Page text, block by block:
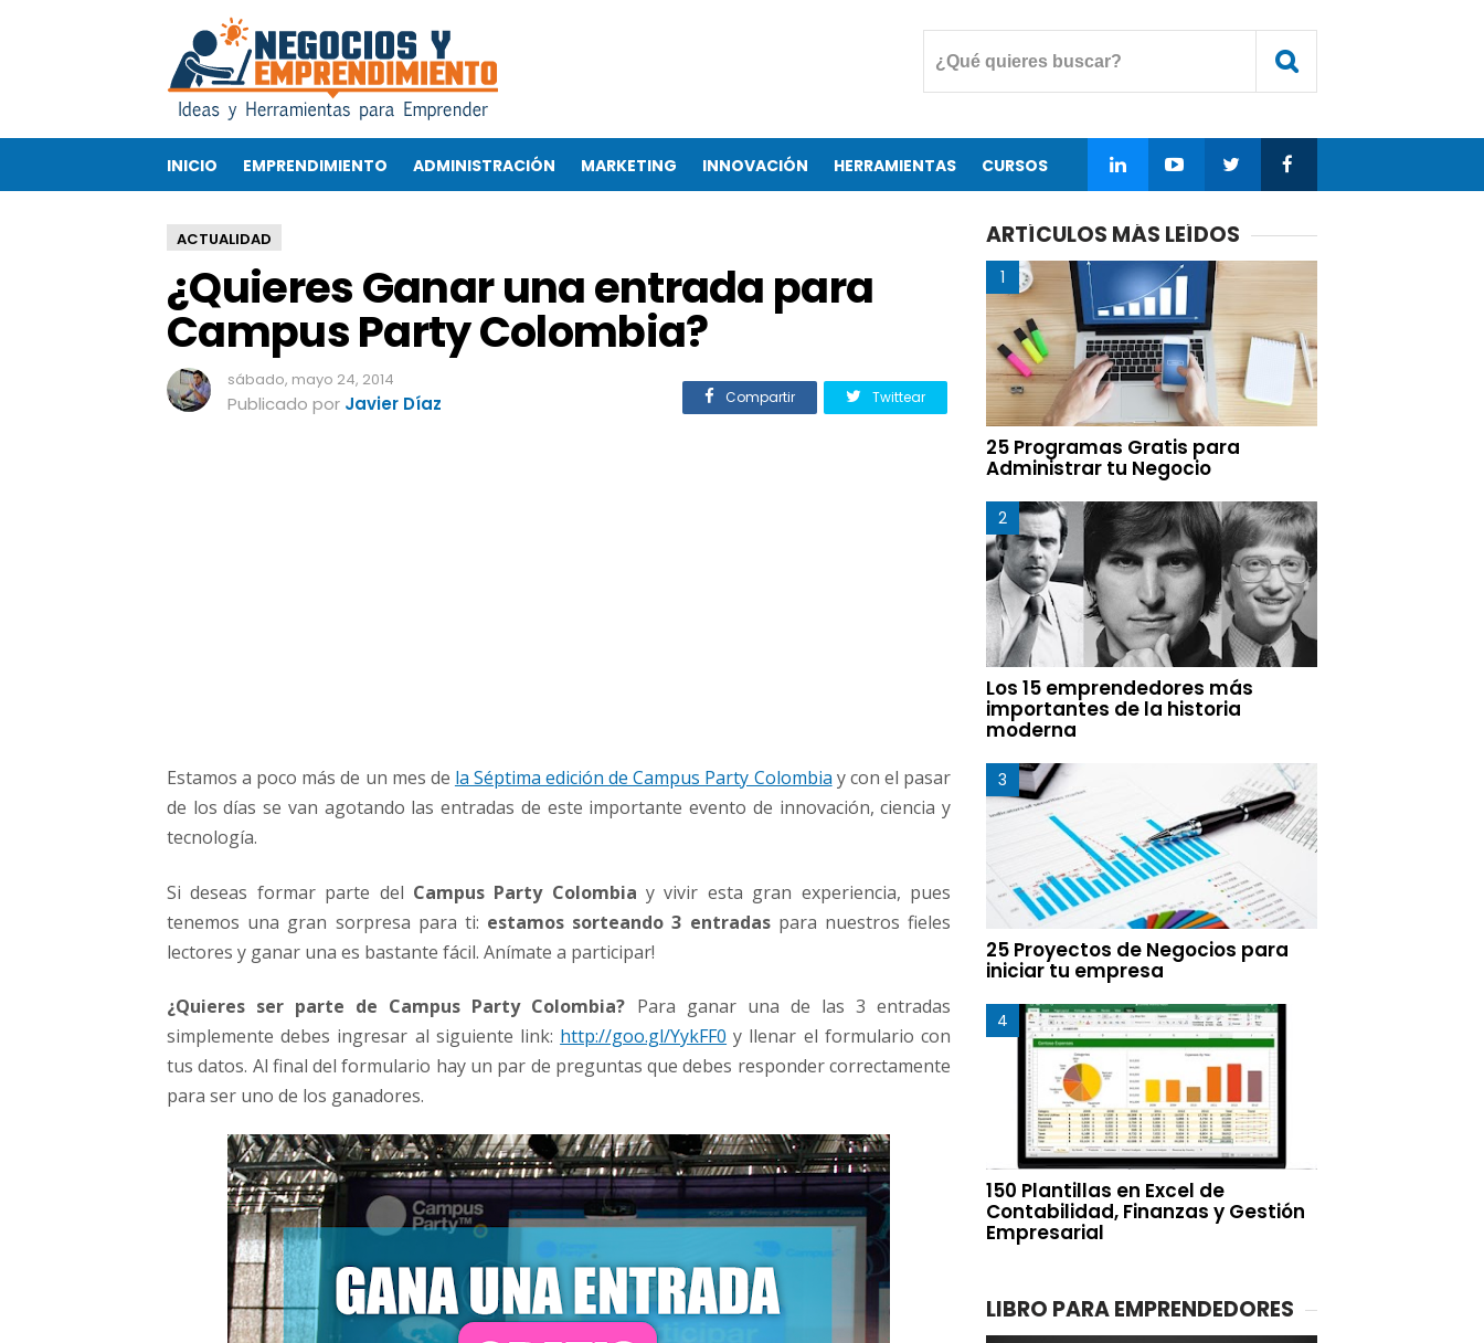
u
e
s
G
a
a
r
u
n
a
u
s
P
t
y
C
m
b
i
INICIO EMPRENDIMIENTO ADMINISTRACIÓN MARKETING INNOVACIÓN HERRAMIENTAS CURSOS
ACTUALIDAD
¿Quieres Ganar una entrada para
Campus Party Colombia?
sábado, mayo 24, 2014
Publicado por Javier Díaz Compartir Twittear
Estamos a poco más de un mes de la Séptima edición de Campus Party Colombia y con el pasar
de los días se van agotando las entradas de este importante evento de innovación, ciencia y
tecnología.
Si deseas formar parte del Campus Party Colombia y vivir esta gran experiencia, pues
tenemos una gran sorpresa para ti: estamos sorteando 3 entradaspara nuestros fieles
lectores y ganar una es bastante fácil. Anímate a participar!
¿Quieres ser parte de Campus Party Colombia? Para ganar una de las 3 entradas
simplemente debes ingresar al siguiente link: http://goo.gl/YykFF0 y llenar el formulario con
tus datos. Al final del formulario hay un par de preguntas que debes responder correctamente
para ser uno de los ganadores.
ARTÍCULOS MÁS LEÍDOS
25 Programas Gratis para
Administrar tu Negocio
Los 15 emprendedores más
importantes de la historia
moderna
25 Proyectos de Negocios para
iniciar tu empresa
150 Plantillas en Excel de
Contabilidad, Finanzas y Gestión
Empresarial
LIBRO PARA EMPRENDEDORES